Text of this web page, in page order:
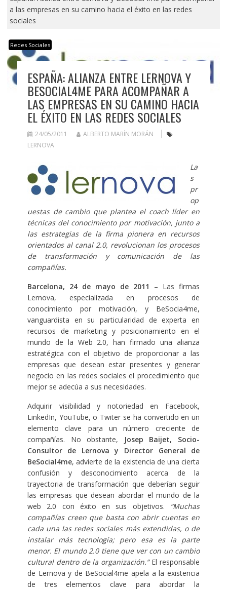
a las empresas en su camino hacia el éxito en las redes
sociales
Redes Sociales
ESPAÑA: ALIANZA ENTRE LERNOVA Y
BESOCIAL4ME PARA ACOMPAÑAR A
LAS EMPRESAS EN SU CAMINO HACIA
EL ÉXITO EN LAS REDES SOCIALES
24/05/2011
ALBERTO MARÍN MORÁN
LERNOVA
La
s
pr
op
uestas de cambio que plantea el coach líder en
técnicas del conocimiento por motivación, junto a
las estrategias de la firma pionera en recursos
orientados al canal 2.0, revolucionan los procesos
de transformación y comunicación de las
compañías.
Barcelona, 24 de mayo de 2011
– Las firmas
Lernova, especializada en procesos de
conocimiento por motivación, y BeSocia4me,
vanguardista en su particularidad de experta en
recursos de marketing y posicionamiento en el
mundo de la Web 2.0, han firmado una alianza
estratégica con el objetivo de proporcionar a las
empresas que desean estar presentes y generar
negocio en las redes sociales el procedimiento que
mejor se adecúa a sus necesidades.
Adquirir visibilidad y notoriedad en Facebook,
LinkedIn, YouTube, o Twiter se ha convertido en un
elemento clave para un número creciente de
compañías. No obstante,
Josep Baijet, Socio-
Consultor de Lernova y Director General de
BeSocial4me, advierte de la existencia de una cierta
confusión y desconocimiento acerca de la
trayectoria de transformación que deberían seguir
las empresas que desean abordar el mundo de la
web 2.0 con éxito en sus objetivos.
“Muchas
compañías creen que basta con abrir cuentas en
cada una las redes sociales más extendidas, o de
instalar más tecnología; pero esa es la parte
menor. El mundo 2.0 tiene que ver con un cambio
cultural dentro de la organización.”El responsable
de Lernova y de BeSocial4me apela a la existencia
de tres elementos clave para abordar la